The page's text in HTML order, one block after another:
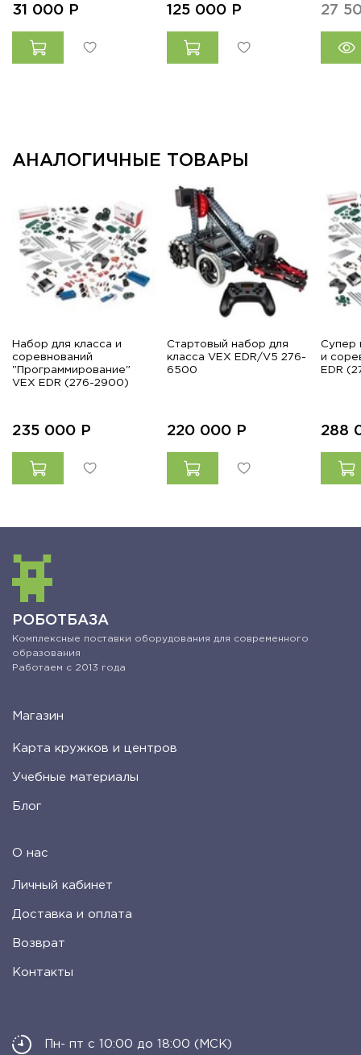
31 000 Р 125 000 Р 27
АНАЛОГИЧНЫЕ ТОВАРЫ
Набор для класса и
соревнований
"Программирование"
VEX EDR (276-2900)
235 000 Р
Стартовый набор для
класса VEX EDR/V5 276-
6500
220 000 Р
Супер
и
EDR
288
РОБОТБАЗА
Комплексные поставки оборудования для современного
образования
Работаем с 2013 года
Магазин
Карта кружков и центров
Учебные материалы
Блог
О нас
Личный кабинет
Доставка и оплата
Возврат
Контакты
Пн- пт с 10:00 до 18:00 (МСК)